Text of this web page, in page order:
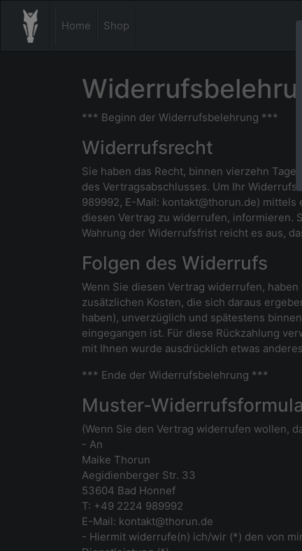
Home Shop
*** Beginn der Widerrufsbelehrung ***
Widerrufsrecht
Sie haben das Recht, binnen vierzehn
des Vertragsabschlusses. Um Ihr
989992, E-Mail: kontakt@thorun.de)
diesen Vertrag zu widerrufen, informieren.
Wahrung der Widerrufsfrist reicht es aus,
Folgen des Widerrufs
Wenn Sie diesen Vertrag widerrufen,
zusätzlichen Kosten, die sich daraus
haben), unverzüglich und spätestens
eingegangen ist. Für diese Rückzahlung
mit Ihnen wurde ausdrücklich etwas
*** Ende der Widerrufsbelehrung ***
Muster-
(Wenn Sie den Vertrag widerrufen wollen,
- An
Maike Thorun
Aegidienberger Str. 33
53604 Bad Honnef
T: +49 2224 989992
E-Mail: kontakt@thorun.de
- Hiermit widerrufe(n) ich/wir (*) den von